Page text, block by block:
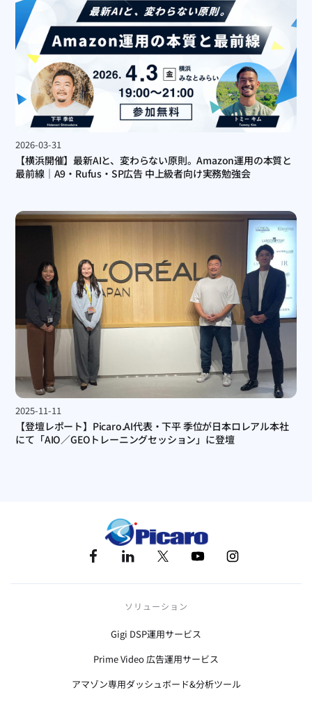
2026-03-31
【横浜開催】最新AIと、変わらない原則。Amazon運用の本質と
最前線｜A9・Rufus・SP広告 中上級者向け実務勉強会
2025-11-11
【登壇レポート】Picaro.AI代表・下平 季位が日本ロレアル本社
にて「AIO／GEOトレーニングセッション」に登壇
ソリューション
Gigi DSP運用サービス
Prime Video 広告運用サービス
アマゾン専用ダッシュボード&分析ツール